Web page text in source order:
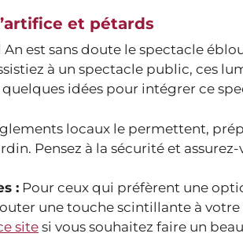
et pétards
est sans doute le spectacle
à un spectacle public, ces
idées pour intégrer ce
locaux le permettent,
Pensez à la sécurité et
: Pour ceux qui préfèrent une
une touche scintillante à votre
site si vous souhaitez faire un